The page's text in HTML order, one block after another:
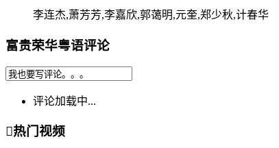
李连杰,萧芳芳,李嘉欣,郭蔼明,元奎,郑少秋,计春华
富贵荣华粤语评论
评论加载中...
热门视频